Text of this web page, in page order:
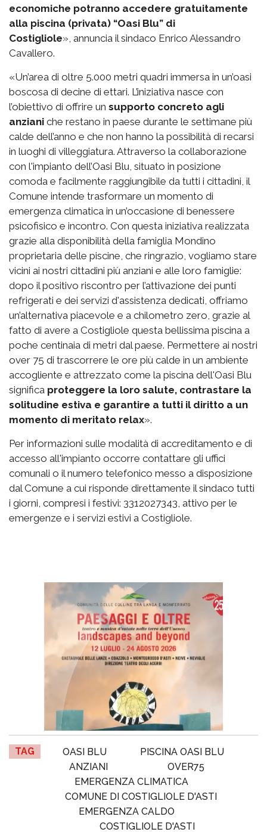
economiche potranno accedere gratuitamente
alla piscina (privata) “Oasi Blu” di
Costigliole», annuncia il sindaco Enrico Alessandro
Cavallero.
«Un’area di oltre 5.000 metri quadri immersa in un’oasi
boscosa di decine di ettari. L’iniziativa nasce con
l’obiettivo di offrire un supporto concreto agli
anziani che restano in paese durante le settimane più
calde dell’anno e che non hanno la possibilità di recarsi
in luoghi di villeggiatura. Attraverso la collaborazione
con l'impianto dell’Oasi Blu, situato in posizione
comoda e facilmente raggiungibile da tutti i cittadini, il
Comune intende trasformare un momento di
emergenza climatica in un’occasione di benessere
psicofisico e incontro. Con questa iniziativa realizzata
grazie alla disponibilità della famiglia Mondino
proprietaria delle piscine, che ringrazio, vogliamo stare
vicini ai nostri cittadini più anziani e alle loro famiglie:
dopo il positivo riscontro per l’attivazione dei punti
refrigerati e dei servizi d'assistenza dedicati, offriamo
un’alternativa piacevole e a chilometro zero, grazie al
fatto di avere a Costigliole questa bellissima piscina a
poche centinaia di metri dal paese. Permettere ai nostri
over 75 di trascorrere le ore più calde in un ambiente
accogliente e attrezzato come la piscina dell'Oasi Blu
significa proteggere la loro salute, contrastare la
solitudine estiva e garantire a tutti il diritto a un
momento di meritato relax».
Per informazioni sulle modalità di accreditamento e di
accesso all'impianto occorre contattare gli uffici
comunali o il numero telefonico messo a disposizione
dal Comune a cui risponde direttamente il sindaco tutti
i giorni, compresi i festivi: 3312027343, attivo per le
emergenze e i servizi estivi a Costigliole.
TAG OASI BLU
PISCINA OASI BLU
ANZIANI
OVER75
EMERGENZA CLIMATICA
COMUNE DI COSTIGLIOLE D'ASTI
EMERGENZA CALDO
COSTIGLIOLE D'ASTI